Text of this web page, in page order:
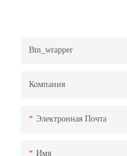
Btn_wrapper
Компания
Электронная Почта
Имя